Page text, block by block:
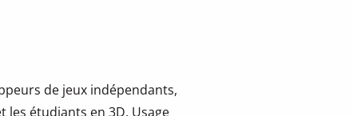
de jeux indépendants,
les étudiants en 3D. Usage